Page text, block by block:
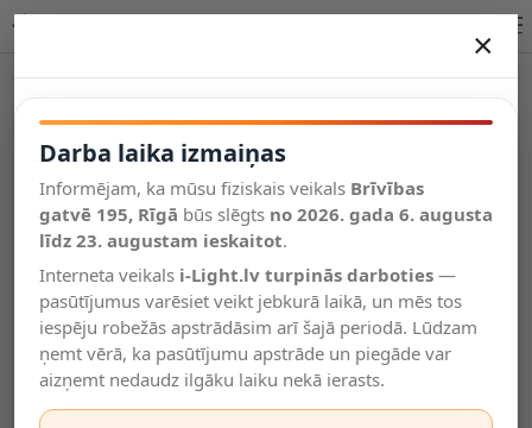
Salīdzināt
Vēlmju
saraksts
Valodas
×
Darba laika izmaiņas
Informējam, ka mūsu fiziskais veikals Brīvības
gatvē 195, Rīgā būs slēgts no 2026. gada 6. augusta
līdz 23. augustam ieskaitot.
Interneta veikals i-Light.lv turpinās darboties —
pasūtījumus varēsiet veikt jebkurā laikā, un mēs tos
iespēju robežās apstrādāsim arī šajā periodā. Lūdzam
ņemt vērā, ka pasūtījumu apstrāde un piegāde var
aizņemt nedaudz ilgāku laiku nekā ierasts.